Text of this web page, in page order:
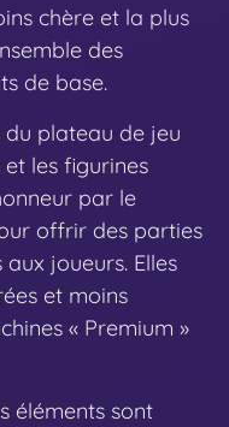
chère et la plus
des
de base.
plateau de jeu
les figurines
par le
offrir des parties
joueurs. Elles
et moins
« Premium »
éléments sont